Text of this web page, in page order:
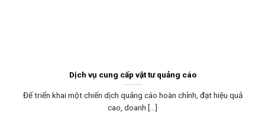
Dịch vụ cung cấp vật tư quảng cáo
Để triển khai một chiến dịch quảng cáo hoàn chỉnh, đạt hiệu quả
cao, doanh [...]